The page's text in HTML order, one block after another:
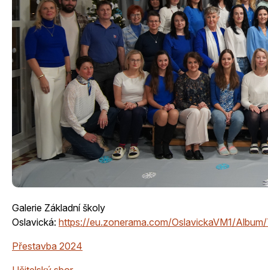
Galerie Základní školy
Oslavická: https://eu.zonerama.com/OslavickaVM1/
Přestavba 2024